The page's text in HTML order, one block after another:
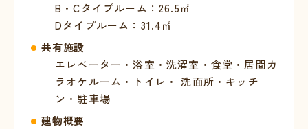
B・Cタイプルーム：26.5㎡
Dタイプルーム：31.4㎡
共有施設
エレベーター・浴室・洗濯室・食堂・居間カ
ラオケルーム・トイレ・ 洗面所・キッチ
ン・駐車場
建物概要